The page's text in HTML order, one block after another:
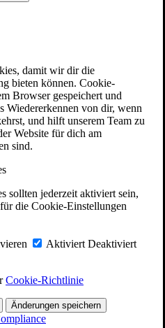
damit wir dir die
bieten können. Cookie-
Browser gespeichert und
Wiedererkennen von dir, wenn
und hilft unserem Team zu
Website für dich am
sind.
sollten jederzeit aktiviert sein,
die Cookie-Einstellungen
Aktiviert Deaktiviert
Cookie-Richtlinie
Änderungen speichern